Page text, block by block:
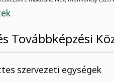
Továbbképzési
szervezeti egységek